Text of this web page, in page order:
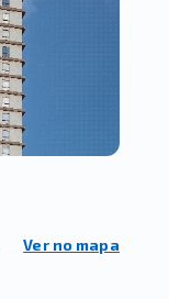
Ver no mapa